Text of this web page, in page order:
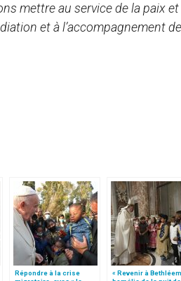
mettre au service de la paix
et à l’accompagnement
Répondre à la crise
« Revenir à